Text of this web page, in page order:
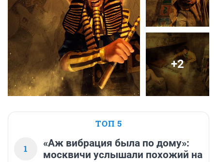
+2
ТОП 5
1
«Аж вибрация была по дому»:
москвичи услышали похожий на